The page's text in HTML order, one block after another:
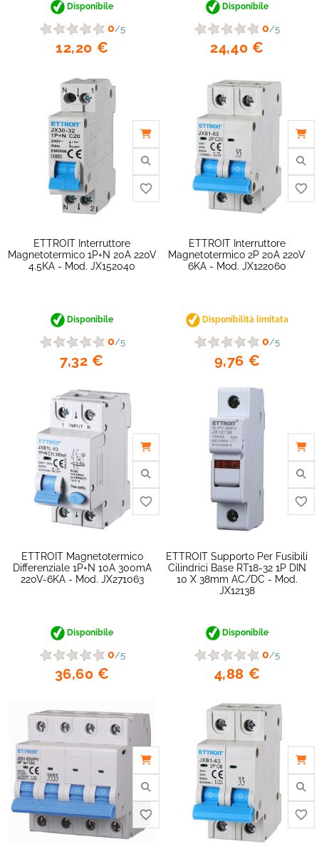
Disponibile
0/5
12,20 €
Disponibile
0/5
24,40 €
ETTROIT Interruttore
Magnetotermico 1P+N 20A 220V
4.5KA - Mod. JX152040
Disponibile
0/5
7,32 €
ETTROIT Interruttore
Magnetotermico 2P 20A 220V
6KA - Mod. JX122060
Disponibilità limitata
0/5
9,76 €
ETTROIT Magnetotermico
Differenziale 1P+N 10A 300mA
220V-6KA - Mod. JX271063
Disponibile
0/5
36,60 €
ETTROIT Supporto Per Fusibili
Cilindrici Base RT18-32 1P DIN
10 X 38mm AC/DC - Mod.
JX12138
Disponibile
0/5
4,88 €